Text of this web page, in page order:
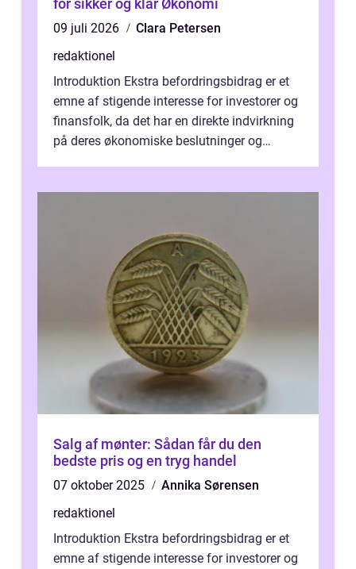
for sikker og klar Økonomi
09 juli 2026
Clara Petersen
redaktionel
Introduktion Ekstra befordringsbidrag er et
emne af stigende interesse for investorer og
finansfolk, da det har en direkte indvirkning
på deres økonomiske beslutninger og
Salg af mønter: Sådan får du den
bedste pris og en tryg handel
07 oktober 2025
Annika Sørensen
redaktionel
Introduktion Ekstra befordringsbidrag er et
emne af stigende interesse for investorer og